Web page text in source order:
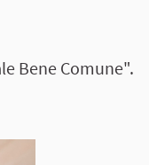
Bene Comune".